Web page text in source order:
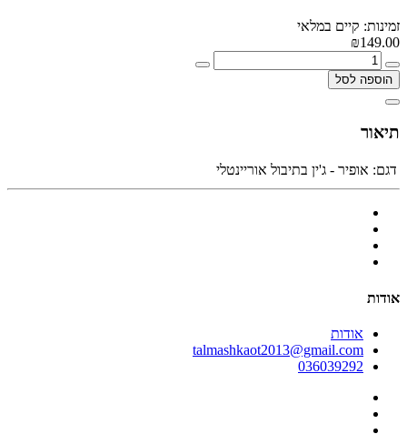
זמינות: קיים במלאי
₪149.00
הוספה לסל
תיאור
דגם: אופיר - ג'ין בתיבול אוריינטלי
אודות
אודות
talmashkaot2013@gmail.com
036039292